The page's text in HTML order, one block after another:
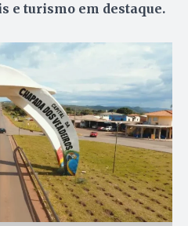
e turismo em destaque.